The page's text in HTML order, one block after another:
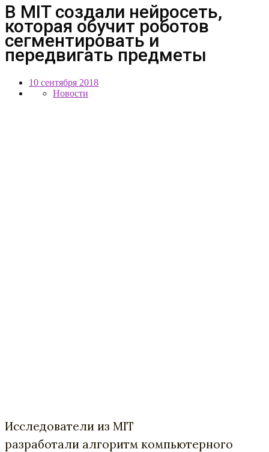
В MIT создали нейросеть,
которая обучит роботов
сегментировать и
передвигать предметы
10 сентября 2018
Новости
Исследователи из MIT
разработали алгоритм компьютерного